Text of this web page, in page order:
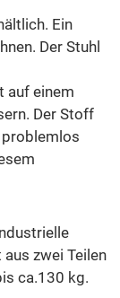
Ein
Der Stuhl
auf einem
Der Stoff
zwei Teilen
ca.130 kg.